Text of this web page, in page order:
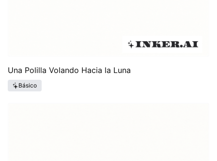
Una Polilla Volando Hacia la Luna
Básico